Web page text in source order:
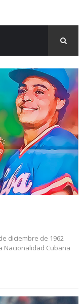
diciembre de 1962
Nacionalidad Cubana